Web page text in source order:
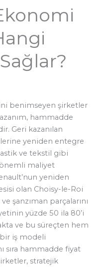
benimseyen şirketler
hammadde
Geri kazanılan
yeniden entegre
ve tekstil gibi
maliyet
yeniden
olan Choisy-le-Roi
şanzıman parçalarını
yüzde 50 ila 80’i
ve bu süreçten hem
iş modeli
sıra hammadde fiyat
stratejik